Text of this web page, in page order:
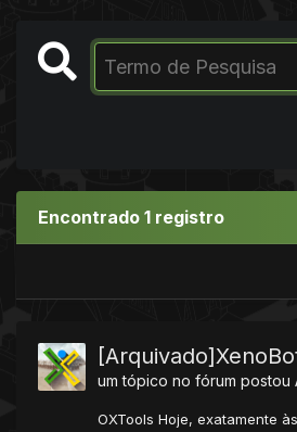
Encontrado 1 registro
um tópico no fórum postou
OXTools Hoje, exatamente